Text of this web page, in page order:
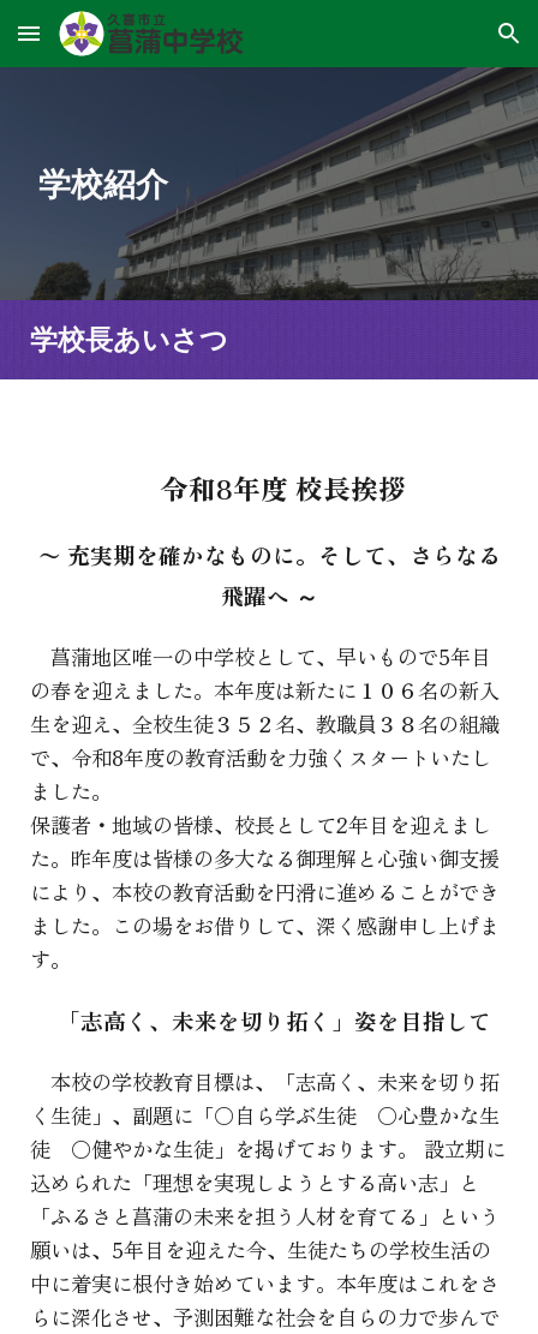
Skip to main content Skip to navigation
学校紹介
学校長あいさつ
令和8年度 校長挨拶
〜 充実期を確かなものに。そして、さらなる
飛躍へ ～
菖蒲地区唯一の中学校として、早いもので5年目
の春を迎えました。本年度は新たに１０６名の新入
生を迎え、全校生徒３５２名、教職員３８名の組織
で、令和8年度の教育活動を力強くスタートいたし
ました。
保護者・地域の皆様、校長として2年目を迎えまし
た。昨年度は皆様の多大なる御理解と心強い御支援
により、本校の教育活動を円滑に進めることができ
ました。この場をお借りして、深く感謝申し上げま
す。
「志高く、未来を切り拓く」姿を目指して
本校の学校教育目標は、「志高く、未来を切り拓
く生徒」、副題に「〇自ら学ぶ生徒 〇心豊かな生
徒 〇健やかな生徒」を掲げております。 設立期に
込められた「理想を実現しようとする高い志」と
「ふるさと菖蒲の未来を担う人材を育てる」という
願いは、5年目を迎えた今、生徒たちの学校生活の
中に着実に根付き始めています。本年度はこれをさ
らに深化させ、予測困難な社会を自らの力で歩んで